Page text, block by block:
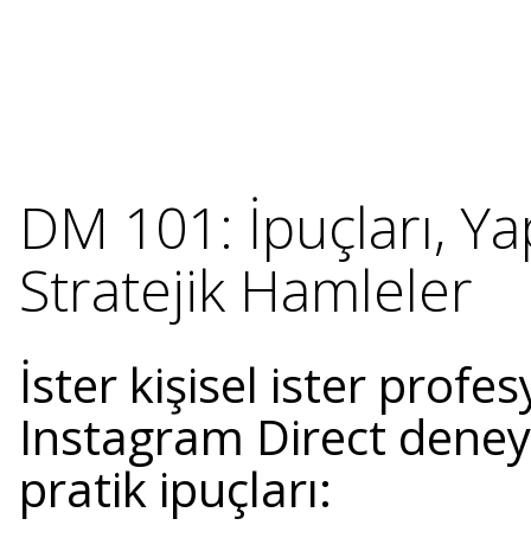
DM 101: İpuçları,
Stratejik Hamleler
İster kişisel ister
Instagram Direct
pratik ipuçları: